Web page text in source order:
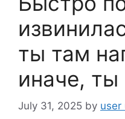
ты там
иначе, ты
July 31, 2025 by user